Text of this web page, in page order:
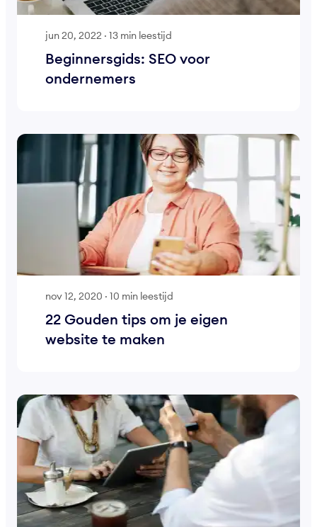
jun 20, 2022 · 13 min leestijd
Beginnersgids: SEO voor
ondernemers
nov 12, 2020 · 10 min leestijd
22 Gouden tips om je eigen
website te maken